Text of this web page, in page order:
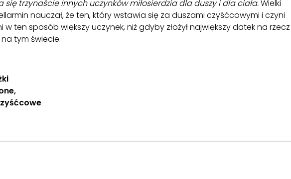
się trzynaście innych uczynków miłosierdzia dla duszy i dla ciała.Wielki
nauczał, że ten, który wstawia się za duszami czyśćcowymi i czyni
ten sposób większy uczynek, niż gdyby złożył największy datek na rzecz
tym świecie.